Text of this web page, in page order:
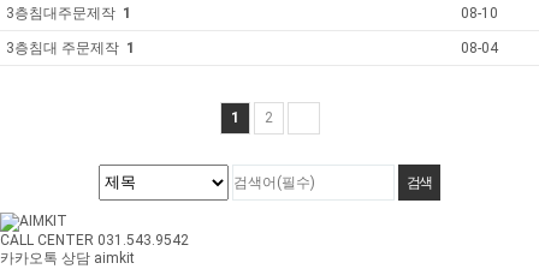
3층침대주문제작 1 08-10
3층침대 주문제작 1 08-04
1 2
CALL CENTER 031.543.9542
카카오톡 상담 aimkit